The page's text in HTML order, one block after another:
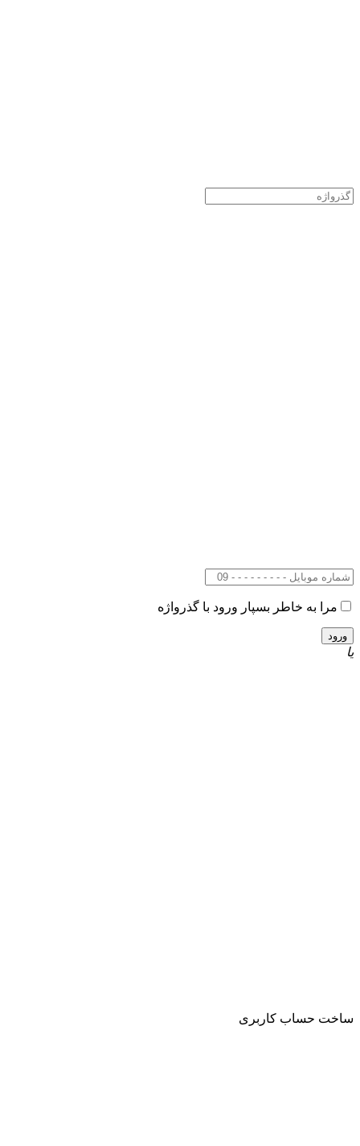
مرا به خاطر بسپار ورود با گذرواژه
یا
ساخت حساب کاربری